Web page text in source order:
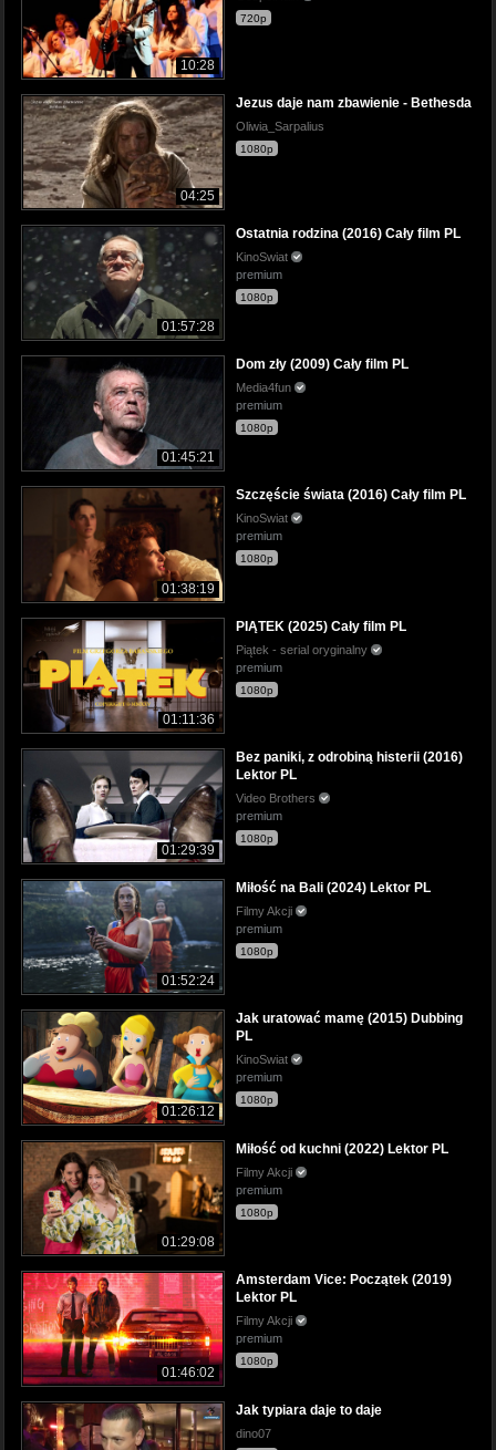
10:28
720p
04:25
Jezus daje nam zbawienie - Bethesda
Oliwia_Sarpalius
1080p
01:57:28
Ostatnia rodzina (2016) Cały film PL
KinoSwiat
premium
1080p
01:45:21
Dom zły (2009) Cały film PL
Media4fun
premium
1080p
01:38:19
Szczęście świata (2016) Cały film PL
KinoSwiat
premium
1080p
01:11:36
PIĄTEK (2025) Cały film PL
Piątek - serial oryginalny
premium
1080p
01:29:39
Bez paniki, z odrobiną histerii (2016)
Lektor PL
Video Brothers
premium
1080p
01:52:24
Miłość na Bali (2024) Lektor PL
Filmy Akcji
premium
1080p
01:26:12
Jak uratować mamę (2015) Dubbing
PL
KinoSwiat
premium
1080p
01:29:08
Miłość od kuchni (2022) Lektor PL
Filmy Akcji
premium
1080p
01:46:02
Amsterdam Vice: Początek (2019)
Lektor PL
Filmy Akcji
premium
1080p
Jak typiara daje to daje
dino07